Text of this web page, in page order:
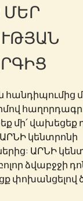
մի՛ վախեցեք
կենտրոնի
ԱՐՆԻ
ձվաբջջի
փոխանցելով